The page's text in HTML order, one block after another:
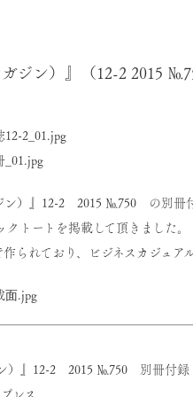
ガジン）』（12-2 2015
） 』 12-2 2015 №750 の別冊
トートを掲載して頂きました。
られており、ビジネスカジュア
）』12-2 2015 №750 別冊付録